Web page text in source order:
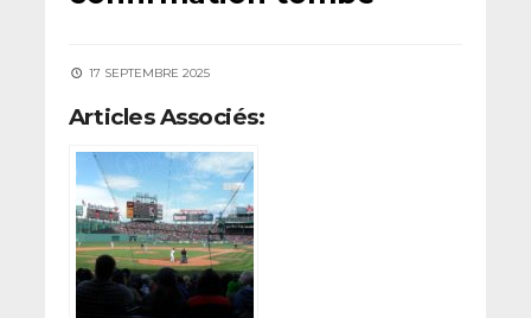
17 SEPTEMBRE 2025
Articles Associés: